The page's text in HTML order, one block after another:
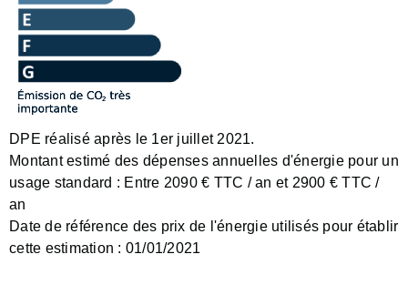
DPE réalisé après le 1er juillet 2021.
Montant estimé des dépenses annuelles d'énergie pour un
usage standard : Entre 2090 € TTC / an et 2900 € TTC /
an
Date de référence des prix de l'énergie utilisés pour établir
cette estimation : 01/01/2021